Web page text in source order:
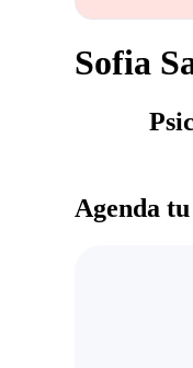
Sofia
Agenda